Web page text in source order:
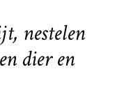
nestelen
dier en